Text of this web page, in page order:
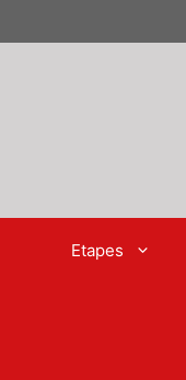
au
Etapes